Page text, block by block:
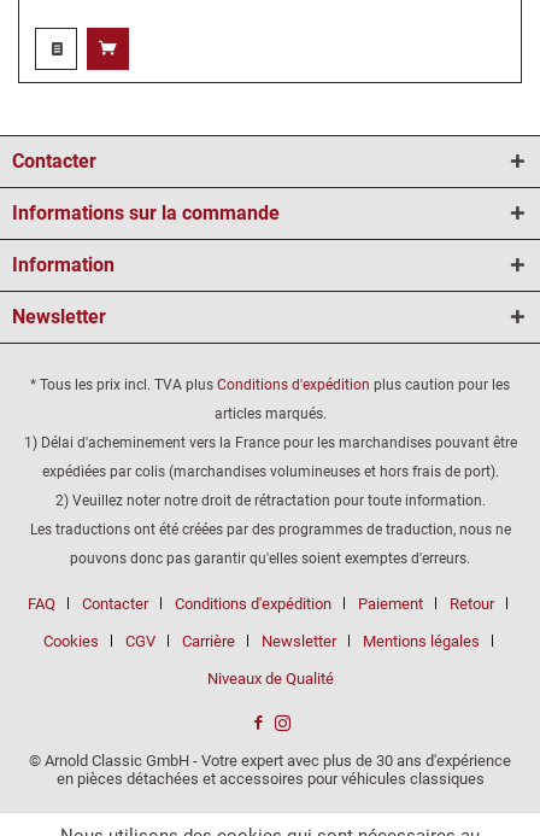
Contacter
Informations sur la commande
Information
Newsletter
* Tous les prix incl. TVA plus Conditions d'expédition plus caution pour les
articles marqués.
1) Délai d'acheminement vers la France pour les marchandises pouvant être
expédiées par colis (marchandises volumineuses et hors frais de port).
2) Veuillez noter notre droit de rétractation pour toute information.
Les traductions ont été créées par des programmes de traduction, nous ne
pouvons donc pas garantir qu'elles soient exemptes d'erreurs.
FAQ Contacter Conditions d'expédition Paiement Retour
Cookies CGV Carrière Newsletter Mentions légales
Niveaux de Qualité
© Arnold Classic GmbH - Votre expert avec plus de 30 ans d'expérience
en pièces détachées et accessoires pour véhicules classiques